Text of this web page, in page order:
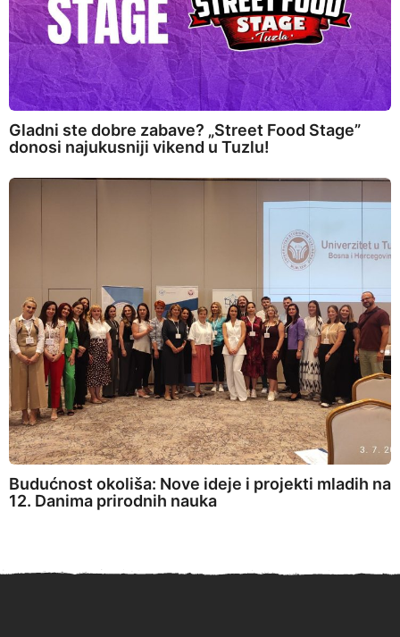
Gladni ste dobre zabave? „Street Food Stage”
donosi najukusniji vikend u Tuzlu!
Budućnost okoliša: Nove ideje i projekti mladih na
12. Danima prirodnih nauka